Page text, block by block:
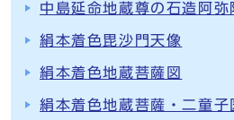
中島延命地蔵尊の石造阿弥
絹本着色毘沙門天像
絹本着色地蔵菩薩図
絹本着色地蔵菩薩・二童子